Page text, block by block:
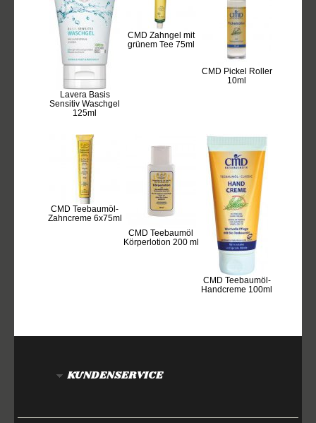
Lavera Basis
Sensitiv Waschgel
125ml
CMD Zahngel mit
grünem Tee 75ml
CMD Pickel Roller
10ml
CMD Teebaumöl-
Zahncreme 6x75ml
CMD Teebaumöl
Körperlotion 200 ml
CMD Teebaumöl-
Handcreme 100ml
KUNDENSERVICE